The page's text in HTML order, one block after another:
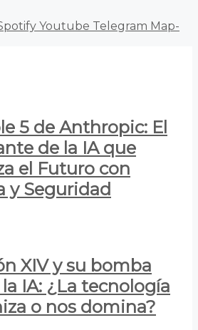
Youtube Telegram Map-
5 de Anthropic: El
de la IA que
el Futuro con
y Seguridad
XIV y su bomba
IA: ¿La tecnología
o nos domina?